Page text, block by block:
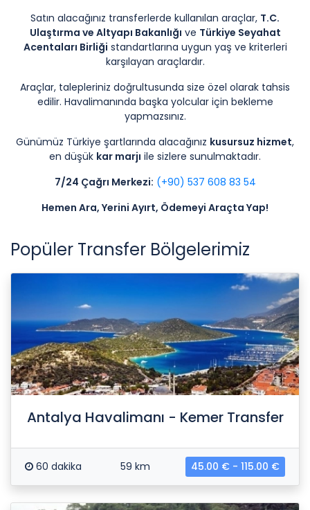
Satın alacağınız transferlerde kullanılan araçlar, T.C.
Ulaştırma ve Altyapı Bakanlığı ve Türkiye Seyahat
Acentaları Birliği standartlarına uygun yaş ve kriterleri
karşılayan araçlardır.
Araçlar, talepleriniz doğrultusunda size özel olarak tahsis
edilir. Havalimanında başka yolcular için bekleme
yapmazsınız.
Günümüz Türkiye şartlarında alacağınız kusursuz hizmet,
en düşük kar marjı ile sizlere sunulmaktadır.
7/24 Çağrı Merkezi: (+90) 537 608 83 54
Hemen Ara, Yerini Ayırt, Ödemeyi Araçta Yap!
Popüler Transfer Bölgelerimiz
Antalya Havalimanı - Kemer Transfer
60 dakika 59 km 45.00 € - 115.00 €